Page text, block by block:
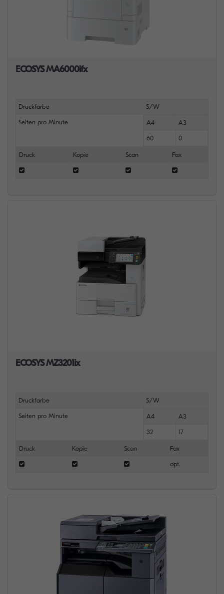
ECOSYS MA6000ifx
Druckfarbe S/W
Seiten pro Minute A4 A3
60 0
Druck Kopie Scan Fax
ECOSYS MZ3201ix
Druckfarbe S/W
Seiten pro Minute A4 A3
32 17
Druck Kopie Scan Fax
opt.